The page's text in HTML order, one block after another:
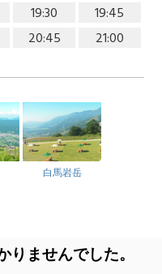
19:30
19:45
20:45 21:00
白馬岩岳